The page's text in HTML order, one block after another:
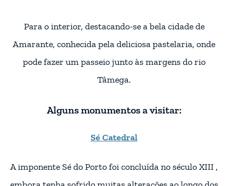
Para o interior, destacando-se a bela cidade de
Amarante, conhecida pela deliciosa pastelaria, onde
pode fazer um passeio junto às margens do rio
Tâmega.
Alguns monumentos a visitar:
Sé Catedral
A imponente Sé do Porto foi concluída no século XIII ,